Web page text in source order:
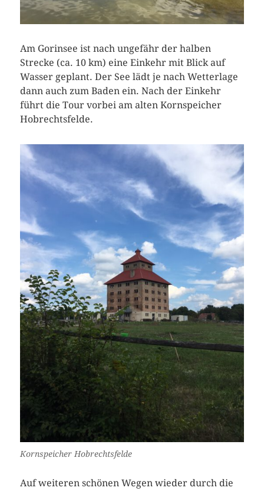
Am Gorinsee ist nach ungefähr der halben
Strecke (ca. 10 km) eine Einkehr mit Blick auf
Wasser geplant. Der See lädt je nach Wetterlage
dann auch zum Baden ein. Nach der Einkehr
führt die Tour vorbei am alten Kornspeicher
Hobrechtsfelde.
Kornspeicher Hobrechtsfelde
Auf weiteren schönen Wegen wieder durch die